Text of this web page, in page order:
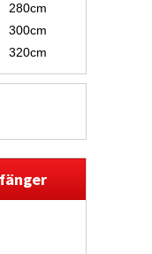
280cm
300cm
320cm